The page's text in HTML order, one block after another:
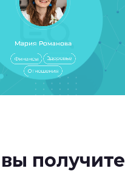
вы получите